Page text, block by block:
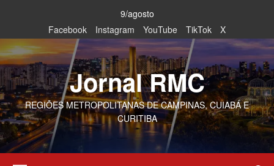
content
9/agosto
Facebook
Instagram YouTube TikTok X
Jornal RMC
REGIÕES METROPOLITANAS DE CAMPINAS, CUIABÁ E
CURITIBA